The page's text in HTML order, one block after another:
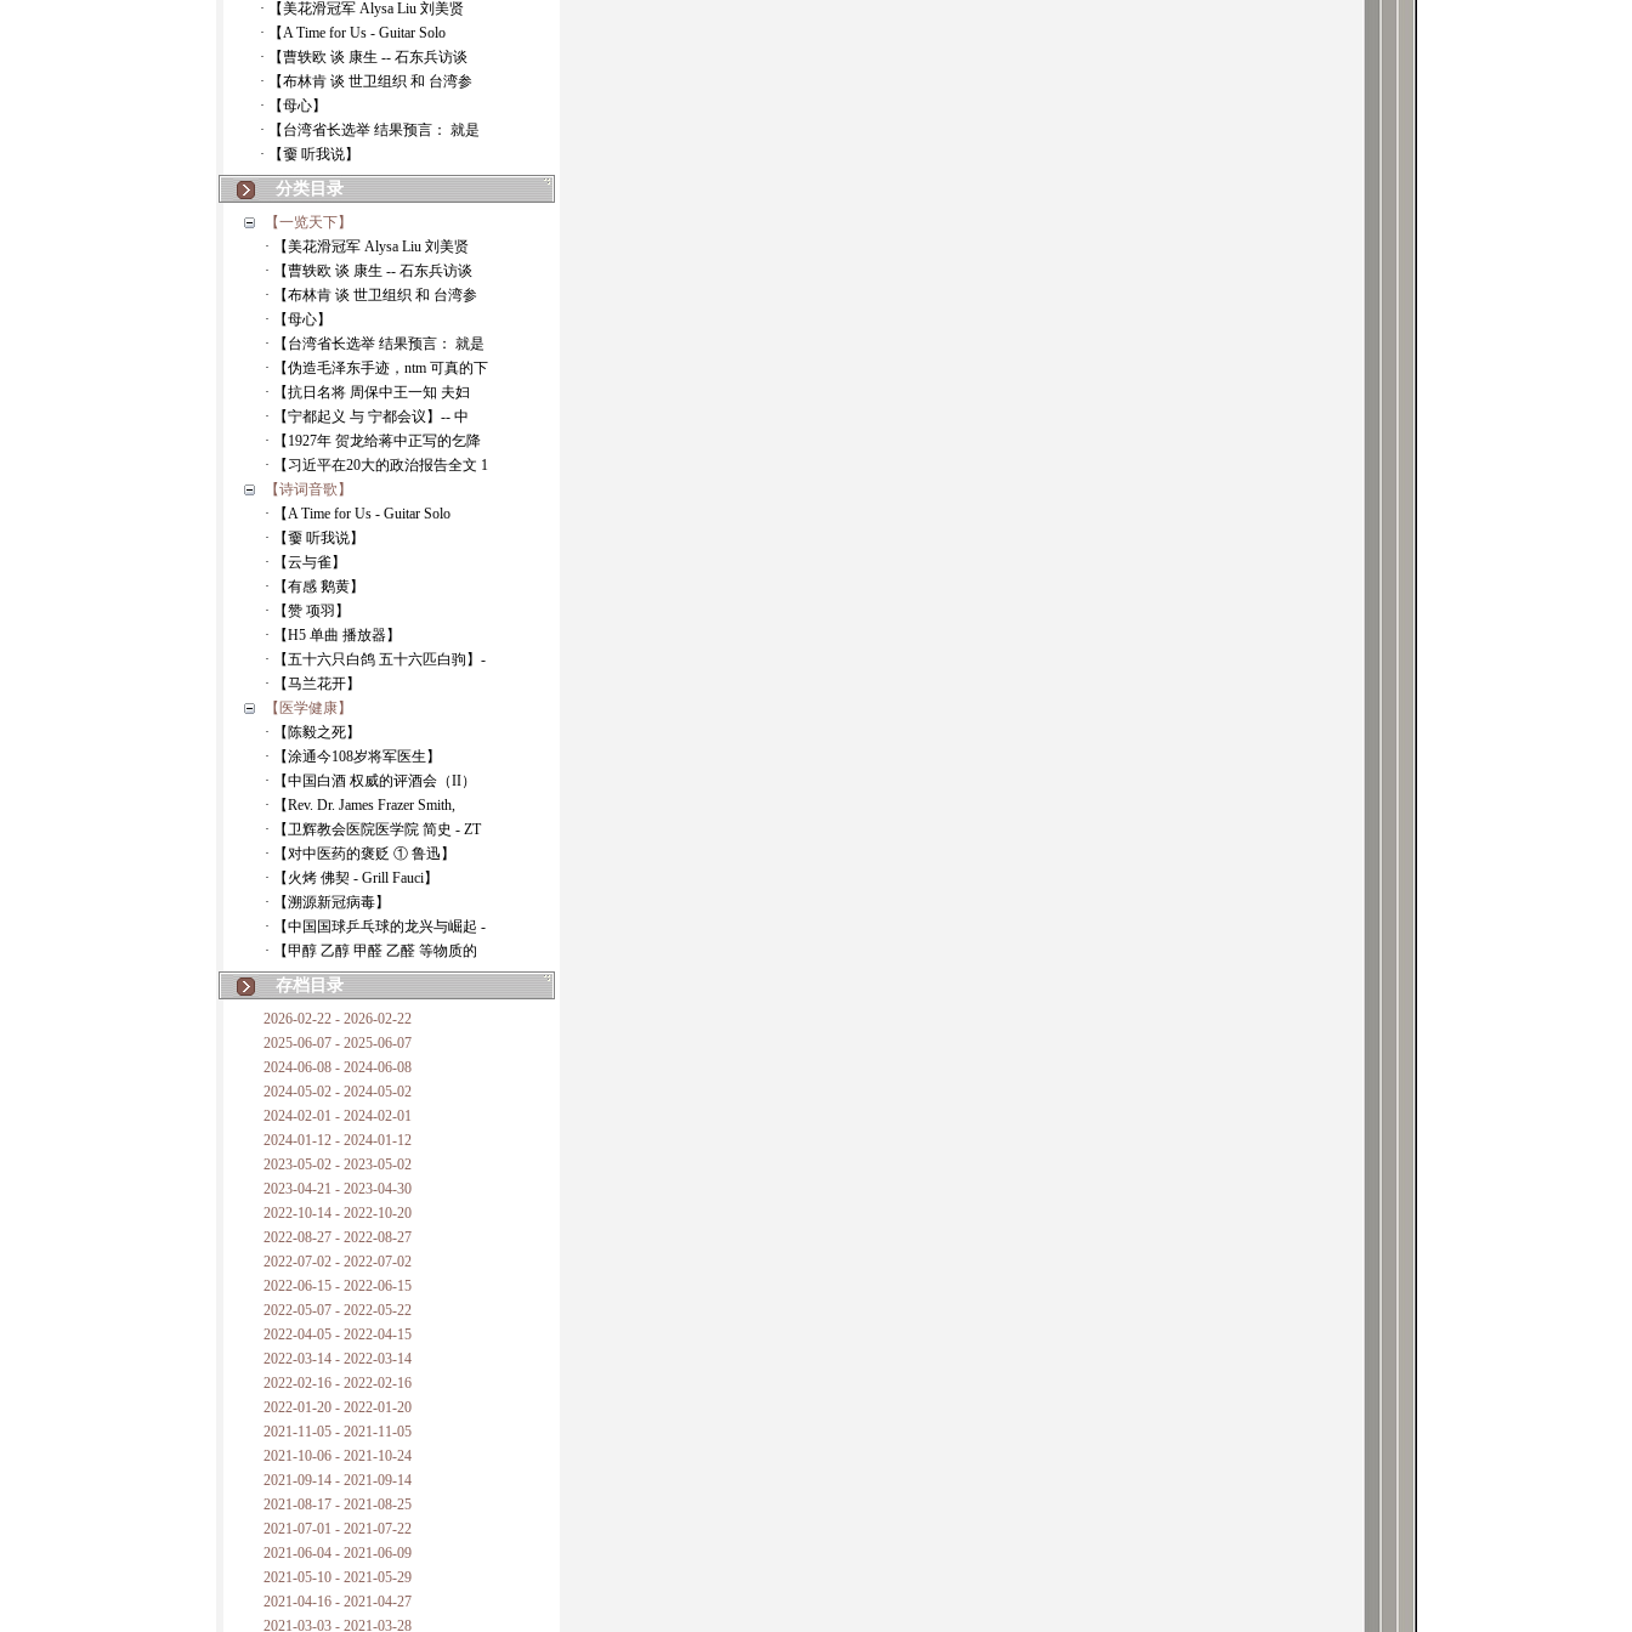
· 【美花滑冠军 Alysa Liu 刘美贤
· 【A Time for Us - Guitar Solo
· 【曹轶欧 谈 康生 -- 石东兵访谈
· 【布林肯 谈 世卫组织 和 台湾参
· 【母心】
· 【台湾省长选举 结果预言： 就是
· 【嫑 听我说】
分类目录
【一览天下】
· 【美花滑冠军 Alysa Liu 刘美贤
· 【曹轶欧 谈 康生 -- 石东兵访谈
· 【布林肯 谈 世卫组织 和 台湾参
· 【母心】
· 【台湾省长选举 结果预言： 就是
· 【伪造毛泽东手迹，ntm 可真的下
· 【抗日名将 周保中王一知 夫妇
· 【宁都起义 与 宁都会议】-- 中
· 【1927年 贺龙给蒋中正写的乞降
· 【习近平在20大的政治报告全文 1
【诗词音歌】
· 【A Time for Us - Guitar Solo
· 【嫑 听我说】
· 【云与雀】
· 【有感 鹅黄】
· 【赞 项羽】
· 【H5 单曲 播放器】
· 【五十六只白鸽 五十六匹白驹】-
· 【马兰花开】
【医学健康】
· 【陈毅之死】
· 【涂通今108岁将军医生】
· 【中国白酒 权威的评酒会（II）
· 【Rev. Dr. James Frazer Smith,
· 【卫辉教会医院医学院 简史 - ZT
· 【对中医药的褒贬 ① 鲁迅】
· 【火烤 佛契 - Grill Fauci】
· 【溯源新冠病毒】
· 【中国国球乒乓球的龙兴与崛起 -
· 【甲醇 乙醇 甲醛 乙醛 等物质的
存档目录
2026-02-22 - 2026-02-22
2025-06-07 - 2025-06-07
2024-06-08 - 2024-06-08
2024-05-02 - 2024-05-02
2024-02-01 - 2024-02-01
2024-01-12 - 2024-01-12
2023-05-02 - 2023-05-02
2023-04-21 - 2023-04-30
2022-10-14 - 2022-10-20
2022-08-27 - 2022-08-27
2022-07-02 - 2022-07-02
2022-06-15 - 2022-06-15
2022-05-07 - 2022-05-22
2022-04-05 - 2022-04-15
2022-03-14 - 2022-03-14
2022-02-16 - 2022-02-16
2022-01-20 - 2022-01-20
2021-11-05 - 2021-11-05
2021-10-06 - 2021-10-24
2021-09-14 - 2021-09-14
2021-08-17 - 2021-08-25
2021-07-01 - 2021-07-22
2021-06-04 - 2021-06-09
2021-05-10 - 2021-05-29
2021-04-16 - 2021-04-27
2021-03-03 - 2021-03-28